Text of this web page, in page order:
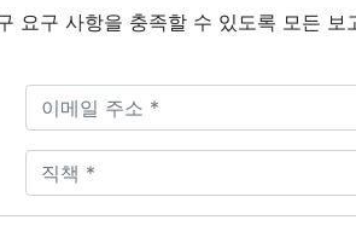
요구 사항을 충족할 수 있도록 모든 보